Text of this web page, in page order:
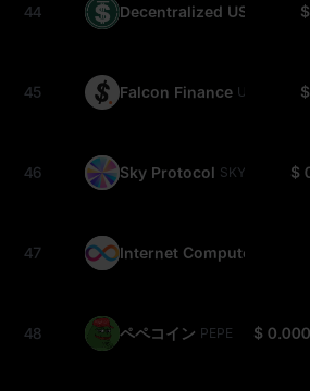
44 Decentralized USD USDD
45 Falcon Finance USDF
46 Sky Protocol SKY $
47 Internet Computer
48 ペペコイン PEPE